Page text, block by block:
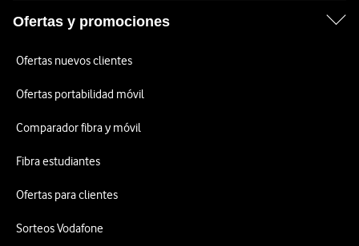
Ofertas y promociones
Ofertas nuevos clientes
Ofertas portabilidad móvil
Comparador fibra y móvil
Fibra estudiantes
Ofertas para clientes
Sorteos Vodafone